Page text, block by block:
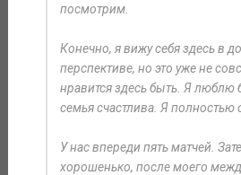
посмотрим.
Конечно, я вижу себя здесь в
перспективе, но это уже не
нравится здесь быть. Я
семья счастлива. Я полностью
У нас впереди пять матчей.
хорошенько, после моего